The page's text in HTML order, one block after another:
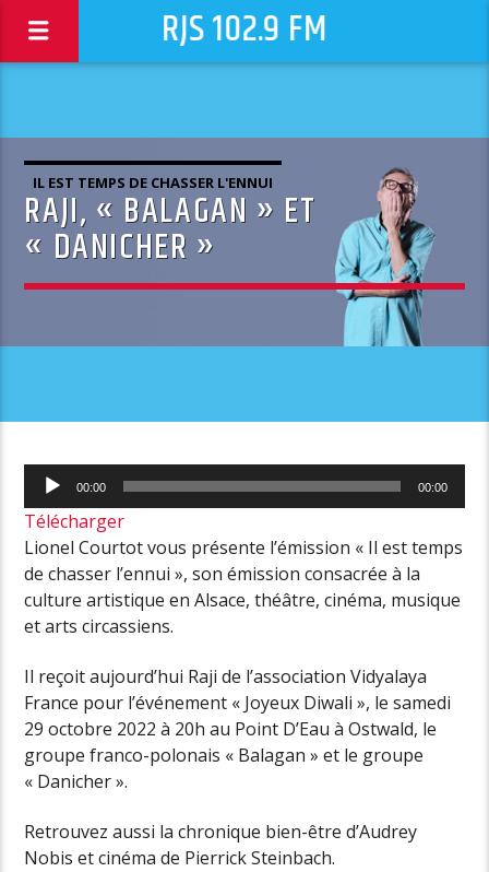
RJS 102.9 FM
IL EST TEMPS DE CHASSER L'ENNUI
RAJI, « BALAGAN » ET
« DANICHER »
Lecteur
audio
00:00 00:00
Télécharger
Lionel Courtot vous présente l’émission « Il est temps
de chasser l’ennui », son émission consacrée à la
culture artistique en Alsace, théâtre, cinéma, musique
et arts circassiens.
Il reçoit aujourd’hui Raji de l’association Vidyalaya
France pour l’événement « Joyeux Diwali », le samedi
29 octobre 2022 à 20h au Point D’Eau à Ostwald, le
groupe franco-polonais « Balagan » et le groupe
« Danicher ».
Retrouvez aussi la chronique bien-être d’Audrey
Nobis et cinéma de Pierrick Steinbach.